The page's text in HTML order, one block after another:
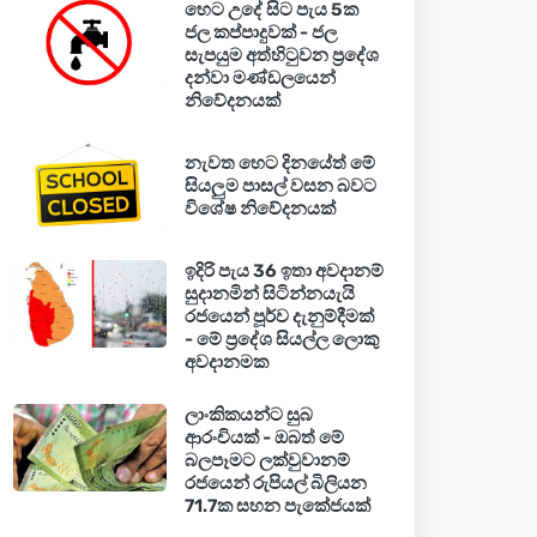
හෙට උදේ සිට පැය 5ක
ජල කප්පාදුවක් - ජල
සැපයුම අත්හිටුවන ප්‍රදේශ
දන්වා මණ්ඩලයෙන්
නිවේදනයක්
නැවත හෙට දිනයේත් මේ
සියලුම පාසල් වසන බවට
විශේෂ නිවේදනයක්
ඉදිරි පැය 36 ඉතා අවදානම්
සුදානමින් සිටින්නයැයි
රජයෙන් පූර්ව දැනුම්දීමක්
- මේ ප්‍රදේශ සියල්ල ලොකු
අවදානමක
ලාංකිකයන්ට සුබ
ආරංචියක් - ඔබත් මේ
බලපෑමට ලක්වුවානම්
රජයෙන් රුපියල් බිලියන
71.7ක සහන පැකේජයක්